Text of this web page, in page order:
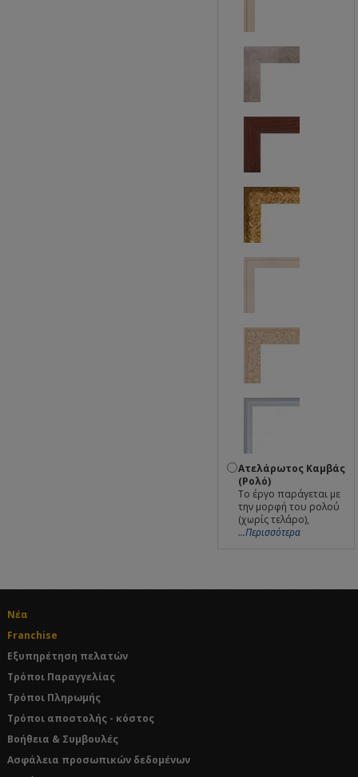
Ατελάρωτος Καμβάς
(Ρολό)
Το έργο παράγεται με
την μορφή του ρολού
(χωρίς τελάρο),
...Περισσότερα
Νέα
Franchise
Εξυπηρέτηση πελατών
Τρόποι Παραγγελίας
Τρόποι Πληρωμής
Τρόποι αποστολής - κόστος
Βοήθεια & Συμβουλές
Ασφάλεια προσωπικών δεδομένων